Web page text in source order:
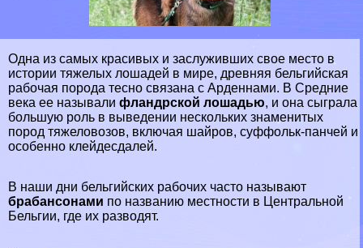
Одна из самых красивых и заслуживших свое место в
истории тяжелых лошадей в мире, древняя бельгийская
рабочая порода тесно связана с Арденнами. В Средние
века ее называли фландрской лошадью, и она сыграла
большую роль в выведении нескольких знаменитых
пород тяжеловозов, включая шайров, суффольк-панчей и
особенно клейдесдалей.
В наши дни бельгийских рабочих часто называют
бpaбансонами по названию местности в Центральной
Бельгии, где их разводят.